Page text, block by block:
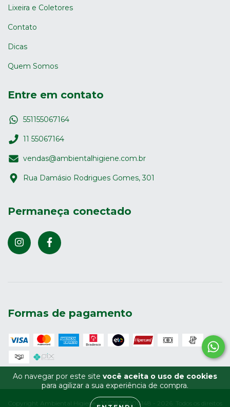
Ao navegar por este site você aceita o uso de cookies
para agilizar a sua experiência de compra.
Lixeira e Coletores
Contato
Dicas
Quem Somos
Entre em contato
551155067164
11 55067164
vendas@ambientalhigiene.com.br
Rua Damásio Rodrigues Gomes, 301
Permaneça conectado
Formas de pagamento
Copyright Ambiental Higiene - 10578215000148 - 2026. Todos os direitos